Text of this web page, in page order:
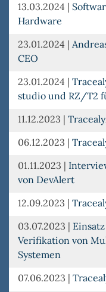
13.03.2024 |
Hardware
23.01.2024 |
CEO
23.01.2024 |
studio und RZ/T2
11.12.2023 |
06.12.2023 |
01.11.2023 |
von DevAlert
12.09.2023 |
03.07.2023 |
Verifikation von
Systemen
07.06.2023 |